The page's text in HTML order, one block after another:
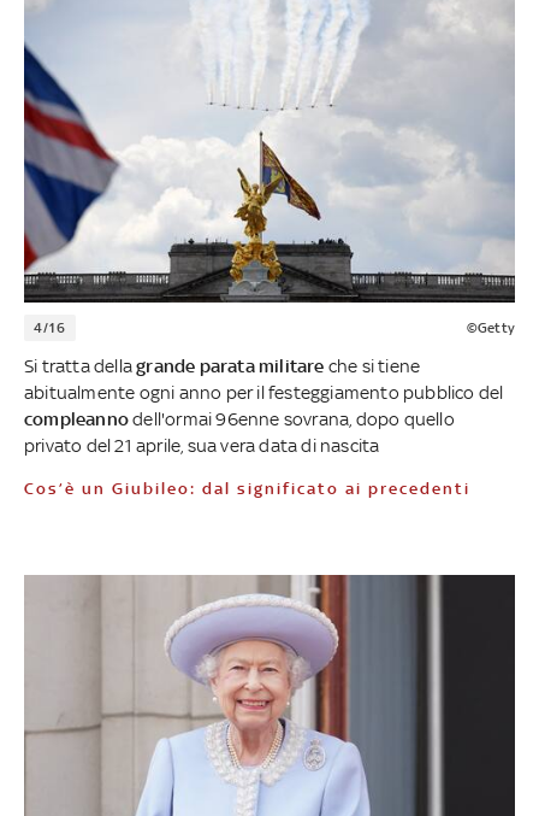
4/16 ©Getty
Si tratta dellagrande parata militare che si tiene
abitualmente ogni anno per il festeggiamento pubblico del
compleannodell'ormai 96enne sovrana, dopo quello
privato del 21 aprile, sua vera data di nascita
Cos’è un Giubileo: dal significato ai precedenti